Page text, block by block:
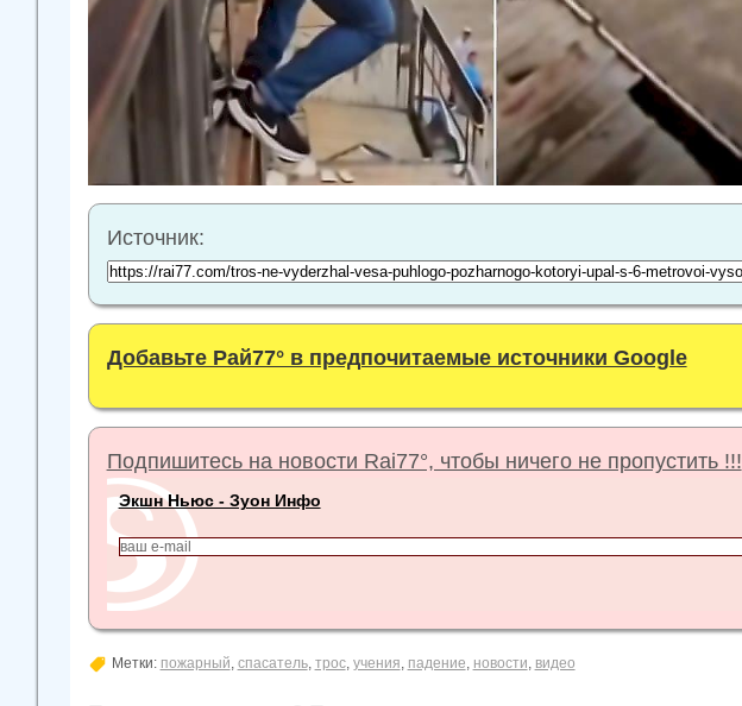
Источник:
Добавьте Рай77° в предпочитаемые источники Google
Подпишитесь на новости Rai77°, чтобы ничего не пропустить !!!
Экшн Ньюс - Зуон Инфо
Метки: пожарный, спасатель, трос, учения, падение, новости, видео